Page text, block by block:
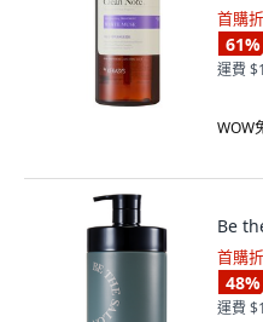
首購
61%
運費
WOW
Be
首購
48%
運費